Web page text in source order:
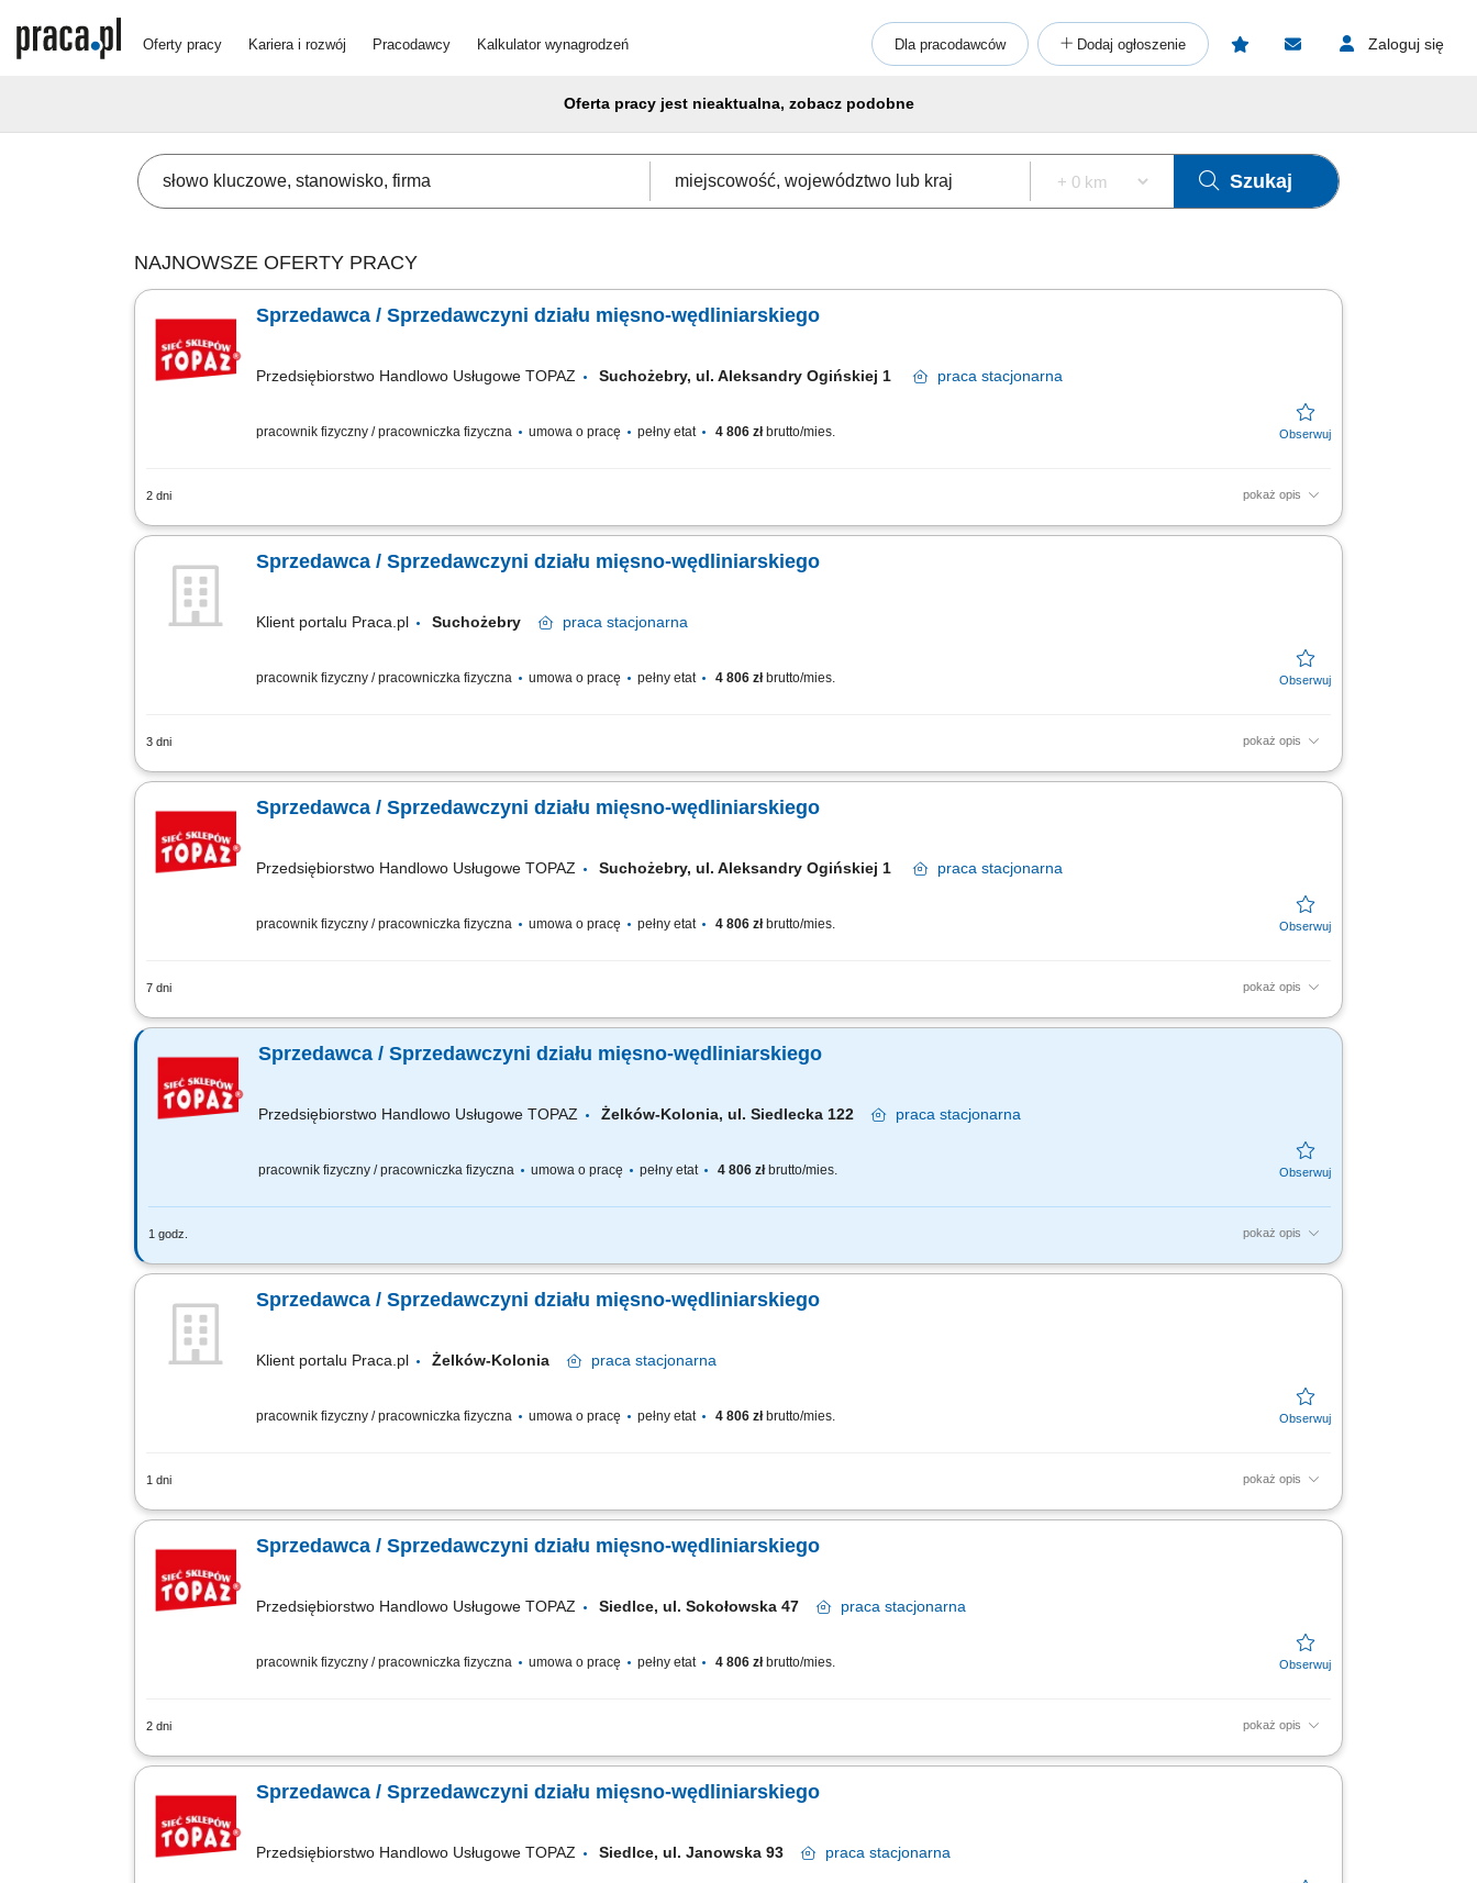
Oferty pracy Kariera i rozwój Pracodawcy Kalkulator wynagrodzeń Dla pracodawców Dodaj ogłoszenie Zaloguj się
Oferta pracy jest nieaktualna, zobacz podobne
Szukaj
NAJNOWSZE OFERTY PRACY
Sprzedawca / Sprzedawczyni działu mięsno-wędliniarskiego
Przedsiębiorstwo Handlowo Usługowe TOPAZ Suchożebry, ul. Aleksandry Ogińskiej 1 praca stacjonarna
pracownik fizyczny / pracowniczka fizyczna umowa o pracę pełny etat 4 806 złbrutto/mies.
2 dni pokaż opis
Twoje główne zadania: zapewnienie profesjonalnej obsługi Klientów zgodnie ze standardami sieci Topaz, dbałość o właściwą ekspozycję towarów na dziale świeżym -
Sprzedawca / Sprzedawczyni działu mięsno-wędliniarskiego
Klient portalu Praca.pl Suchożebry praca stacjonarna
pracownik fizyczny / pracowniczka fizyczna umowa o pracę pełny etat 4 806 złbrutto/mies.
3 dni pokaż opis
obsługa klientów przy stoisku z produktami świeżymi oraz udzielanie informacji o asortymencie; przygotowywanie i estetyczne układanie produktów mięsnych,
Sprzedawca / Sprzedawczyni działu mięsno-wędliniarskiego
Przedsiębiorstwo Handlowo Usługowe TOPAZ Suchożebry, ul. Aleksandry Ogińskiej 1 praca stacjonarna
pracownik fizyczny / pracowniczka fizyczna umowa o pracę pełny etat 4 806 złbrutto/mies.
7 dni pokaż opis
Opis stanowiska: obsługa Klientów zgodnie z obowiązującymi standardami jakości, dbanie o estetyczną ekspozycję produktów, w tym mięsa, wędlin i serów, aktywna
Sprzedawca / Sprzedawczyni działu mięsno-wędliniarskiego
Przedsiębiorstwo Handlowo Usługowe TOPAZ Żelków-Kolonia, ul. Siedlecka 122 praca stacjonarna
pracownik fizyczny / pracowniczka fizyczna umowa o pracę pełny etat 4 806 złbrutto/mies.
1 godz. pokaż opis
Twoje główne zadania: zapewnienie profesjonalnej obsługi Klientów zgodnie ze standardami sieci Topaz dbałość o właściwą ekspozycję towarów na dziale świeżym -
Sprzedawca / Sprzedawczyni działu mięsno-wędliniarskiego
Klient portalu Praca.pl Żelków-Kolonia praca stacjonarna
pracownik fizyczny / pracowniczka fizyczna umowa o pracę pełny etat 4 806 złbrutto/mies.
1 dni pokaż opis
obsługa klientów przy stoisku z produktami świeżymi oraz udzielanie informacji o asortymencie; przygotowywanie i estetyczne układanie produktów mięsnych,
Sprzedawca / Sprzedawczyni działu mięsno-wędliniarskiego
Przedsiębiorstwo Handlowo Usługowe TOPAZ Siedlce, ul. Sokołowska 47 praca stacjonarna
pracownik fizyczny / pracowniczka fizyczna umowa o pracę pełny etat 4 806 złbrutto/mies.
2 dni pokaż opis
Twoje główne zadania: zapewnienie profesjonalnej obsługi Klientów zgodnie ze standardami sieci Topaz dbałość o właściwą ekspozycję towarów na dziale świeżym -
Sprzedawca / Sprzedawczyni działu mięsno-wędliniarskiego
Przedsiębiorstwo Handlowo Usługowe TOPAZ Siedlce, ul. Janowska 93 praca stacjonarna